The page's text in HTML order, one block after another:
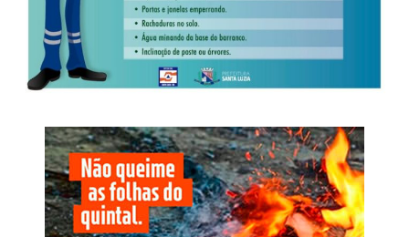
celulares diferentes entre setembro de 2025 e março de
2026. A alternância dos terminais indica método de
adaptação destinado a contornar apreensões e controles
penitenciários, permitindo a continuidade das
Nome da Operação
O nome Replay faz referência à repetição das condutas e
à capacidade de reorganização identificada após as
operações anteriores. A nova fase busca interromper esse
equipamentos utilizados na exploração de jogos de azar.
Investigação
O inquérito instaurado pela Derf de Rondonópolis teve
por um dos autores de um roubo e incêndio, ocorrido em
18 de fevereiro de 2025, em uma padaria localizada no
bairro São Sebastião, em Rondonópolis.